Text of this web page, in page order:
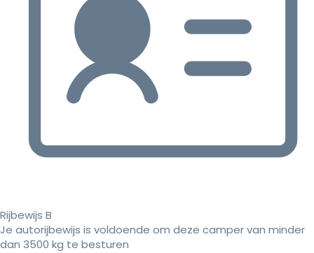
Rijbewijs B
Je autorijbewijs is voldoende om deze camper van minder
dan 3500 kg te besturen